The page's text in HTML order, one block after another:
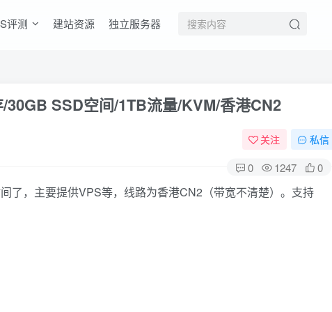
评测 建站资源 独立服务器
SSD空间/1TB流量/KVM/香港CN2
关注 私信
0 1247 0
了，主要提供VPS等，线路为香港CN2（带宽不清楚）。支持